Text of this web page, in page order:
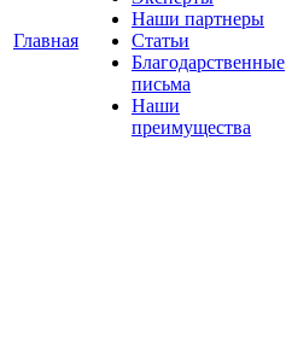
Главная
Наши партнеры
Статьи
Благодарственные
письма
Наши
преимущества